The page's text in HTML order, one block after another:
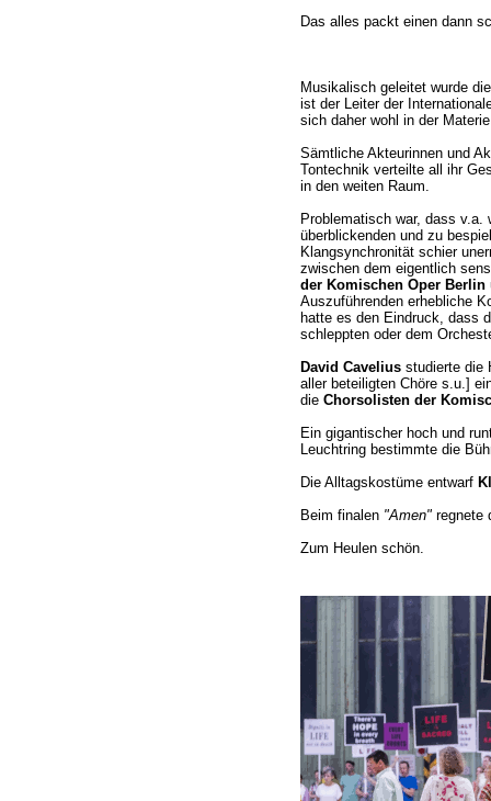
Das alles packt einen dann
Musikalisch geleitet wurde
ist der Leiter der
sich daher wohl in der
Sämtliche Akteurinnen und
Tontechnik verteilte all ihr
in den weiten Raum.
Problematisch war, dass v.a.
überblickenden und zu
Klangsynchronität schier
zwischen dem eigentlich
der Komischen Oper Berlin
Auszuführenden erhebliche
hatte es den Eindruck, dass
schleppten oder dem
David Caveliusstudierte die
aller beteiligten Chöre s.u.]
die Chorsolisten der
Ein gigantischer hoch und
Leuchtring bestimmte die
Die Alltagskostüme entwarf
Beim finalen "Amen"regnete
Zum Heulen schön.